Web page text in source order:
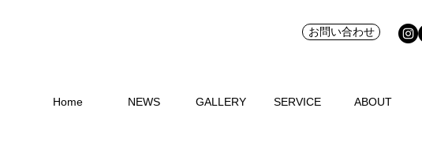
お問い合わせ
Home NEWS GALLERY SERVICE ABOUT